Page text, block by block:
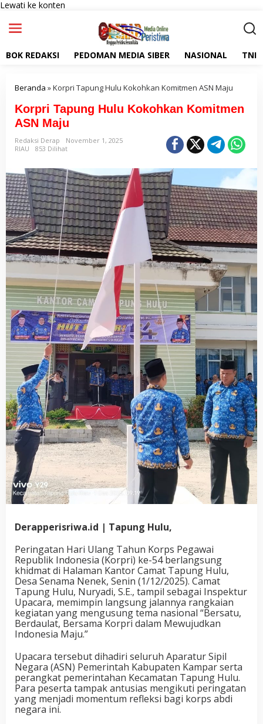
Lewati ke konten
BOK REDAKSI PEDOMAN MEDIA SIBER NASIONAL TNI
Beranda »Korpri Tapung Hulu Kokohkan Komitmen ASN Maju
Korpri Tapung Hulu Kokohkan Komitmen
ASN Maju
Redaksi Derap
November 1, 2025
RIAU
853 Dilihat
Derapperisriwa.id | Tapung Hulu,
Peringatan Hari Ulang Tahun Korps Pegawai
Republik Indonesia (Korpri) ke-54 berlangsung
khidmat di Halaman Kantor Camat Tapung Hulu,
Desa Senama Nenek, Senin (1/12/2025). Camat
Tapung Hulu, Nuryadi, S.E., tampil sebagai Inspektur
Upacara, memimpin langsung jalannya rangkaian
kegiatan yang mengusung tema nasional “Bersatu,
Berdaulat, Bersama Korpri dalam Mewujudkan
Indonesia Maju.”
Upacara tersebut dihadiri seluruh Aparatur Sipil
Negara (ASN) Pemerintah Kabupaten Kampar serta
perangkat pemerintahan Kecamatan Tapung Hulu.
Para peserta tampak antusias mengikuti peringatan
yang menjadi momentum refleksi bagi korps abdi
negara ini.